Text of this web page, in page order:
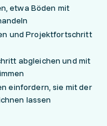
etwa Böden mit
und Projektfortschritt
abgleichen und mit
einfordern, sie mit der
lassen